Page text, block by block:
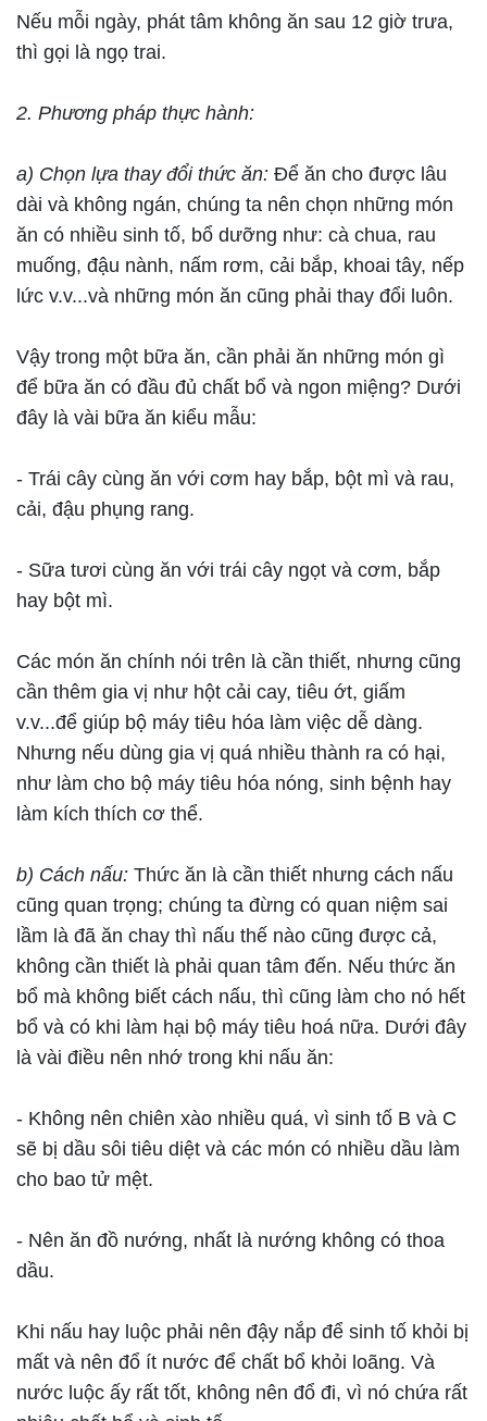
Nếu mỗi ngày, phát tâm không ăn sau 12 giờ trưa,
thì gọi là ngọ trai.
2. Phương pháp thực hành:
a) Chọn lựa thay đổi thức ăn: Để ăn cho được lâu
dài và không ngán, chúng ta nên chọn những món
ăn có nhiều sinh tố, bổ dưỡng như: cà chua, rau
muống, đậu nành, nấm rơm, cải bắp, khoai tây, nếp
lức v.v...và những món ăn cũng phải thay đổi luôn.
Vậy trong một bữa ăn, cần phải ăn những món gì
để bữa ăn có đầu đủ chất bổ và ngon miệng? Dưới
đây là vài bữa ăn kiểu mẫu:
- Trái cây cùng ăn với cơm hay bắp, bột mì và rau,
cải, đậu phụng rang.
- Sữa tươi cùng ăn với trái cây ngọt và cơm, bắp
hay bột mì.
Các món ăn chính nói trên là cần thiết, nhưng cũng
cần thêm gia vị như hột cải cay, tiêu ớt, giấm
v.v...để giúp bộ máy tiêu hóa làm việc dễ dàng.
Nhưng nếu dùng gia vị quá nhiều thành ra có hại,
như làm cho bộ máy tiêu hóa nóng, sinh bệnh hay
làm kích thích cơ thể.
b) Cách nấu: Thức ăn là cần thiết nhưng cách nấu
cũng quan trọng; chúng ta đừng có quan niệm sai
lầm là đã ăn chay thì nấu thế nào cũng được cả,
không cần thiết là phải quan tâm đến. Nếu thức ăn
bổ mà không biết cách nấu, thì cũng làm cho nó hết
bổ và có khi làm hại bộ máy tiêu hoá nữa. Dưới đây
là vài điều nên nhớ trong khi nấu ăn:
- Không nên chiên xào nhiều quá, vì sinh tố B và C
sẽ bị dầu sôi tiêu diệt và các món có nhiều dầu làm
cho bao tử mệt.
- Nên ăn đồ nướng, nhất là nướng không có thoa
dầu.
Khi nấu hay luộc phải nên đậy nắp để sinh tố khỏi bị
mất và nên đổ ít nước để chất bổ khỏi loãng. Và
nước luộc ấy rất tốt, không nên đổ đi, vì nó chứa rất